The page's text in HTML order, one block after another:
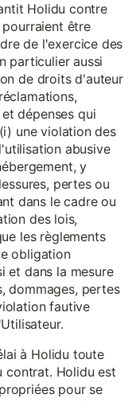
Holidu contre
être
de l'exercice des
particulier aussi
de droits d'auteur
dépenses qui
une violation des
abusive
y
pertes ou
dans le cadre ou
des lois,
les règlements
obligation
et dans la mesure
dommages, pertes
fautive
à Holidu toute
contrat. Holidu est
pour se